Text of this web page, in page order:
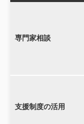
専門家相談
支援制度の活用